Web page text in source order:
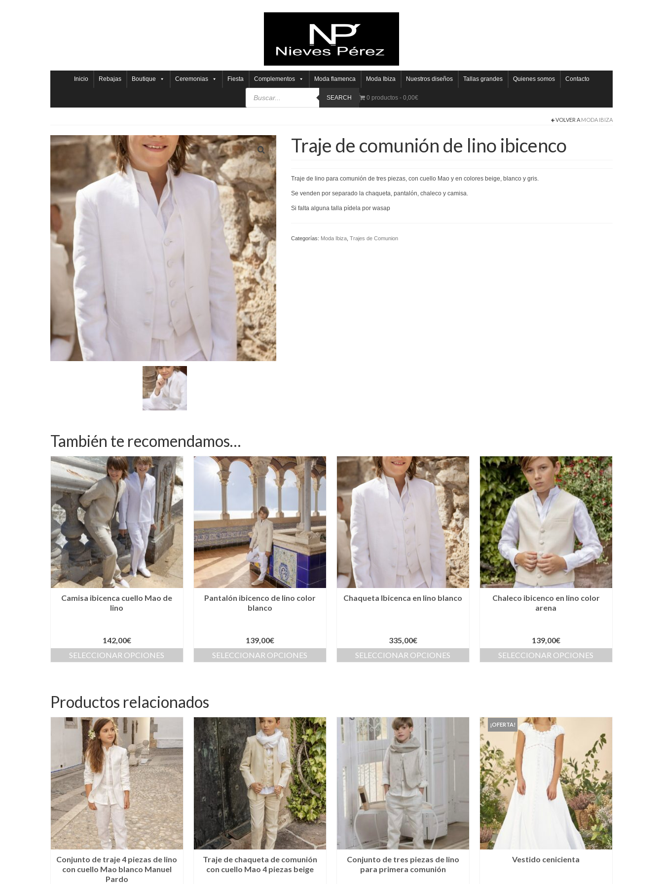
Inicio Rebajas Boutique Ceremonias Fiesta Complementos Moda flamenca Moda Ibiza Nuestros diseños Tallas grandes Quienes somos Contacto
SEARCH 0 productos 0,00€
VOLVER A MODA IBIZA
Traje de comunión de lino ibicenco
Traje de lino para comunión de tres piezas, con cuello Mao y en colores beige, blanco y gris.
Se venden por separado la chaqueta, pantalón, chaleco y camisa.
Si falta alguna talla pídela por wasap
Categorías: Moda Ibiza, Trajes de Comunion
También te recomendamos…
Camisa ibicenca cuello Mao de
lino
142,00€
SELECCIONAR OPCIONES
Pantalón ibicenco de lino color
blanco
139,00€
SELECCIONAR OPCIONES
Chaqueta Ibicenca en lino blanco
335,00€
SELECCIONAR OPCIONES
Chaleco ibicenco en lino color
arena
139,00€
SELECCIONAR OPCIONES
Productos relacionados
Conjunto de traje 4 piezas de lino
con cuello Mao blanco Manuel
Pardo
Traje de chaqueta de comunión
con cuello Mao 4 piezas beige
Conjunto de tres piezas de lino
para primera comunión
¡OFERTA!
Vestido cenicienta